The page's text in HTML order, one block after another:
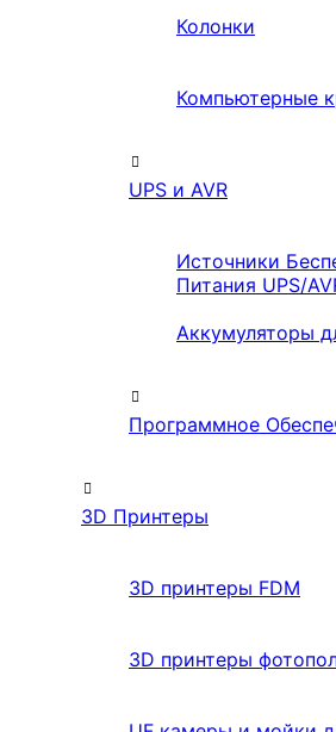
Колонки
Компьютерные
UPS и AVR
Источники
Питания UPS/
Аккумуляторы
Программное
3D Принтеры
3D принтеры FDM
3D принтеры